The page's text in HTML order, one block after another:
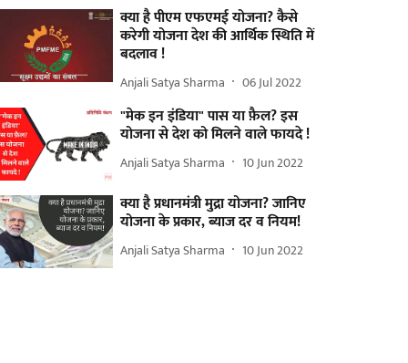
क्या है पीएम एफएमई योजना? कैसे
करेगी योजना देश की आर्थिक स्थिति में
बदलाव !
Anjali Satya Sharma 06 Jul 2022
"मेक इन इंडिया" पास या फ़ैल? इस
योजना से देश को मिलने वाले फायदे !
Anjali Satya Sharma 10 Jun 2022
क्या है प्रधानमंत्री मुद्रा योजना? जानिए
योजना के प्रकार, ब्याज दर व नियम!
Anjali Satya Sharma 10 Jun 2022